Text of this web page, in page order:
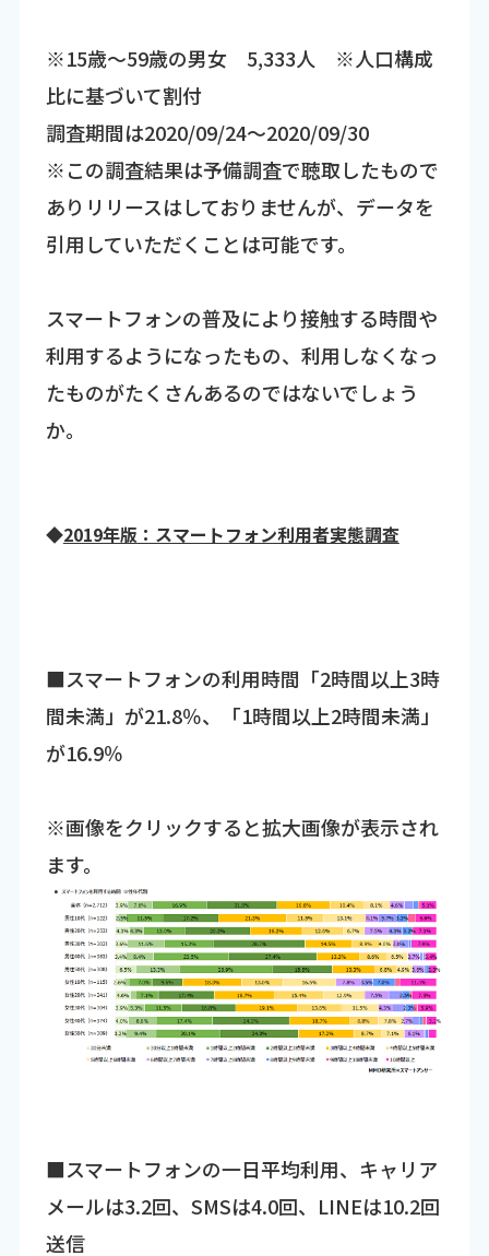
※15歳～59歳の男女 5,333人 ※人口構成
比に基づいて割付
調査期間は2020/09/24～2020/09/30
※この調査結果は予備調査で聴取したもので
ありリリースはしておりませんが、データを
引用していただくことは可能です。
スマートフォンの普及により接触する時間や
利用するようになったもの、利用しなくなっ
たものがたくさんあるのではないでしょう
か。
◆2019年版：スマートフォン利用者実態調査
■スマートフォンの利用時間「2時間以上3時
間未満」が21.8％、「1時間以上2時間未満」
が16.9％
※画像をクリックすると拡大画像が表示され
ます。
■スマートフォンの一日平均利用、キャリア
メールは3.2回、SMSは4.0回、LINEは10.2回
送信